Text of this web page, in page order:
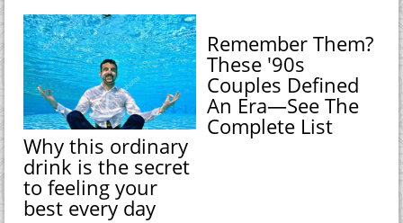
Why this ordinary
drink is the secret
to feeling your
best every day
Remember Them?
These '90s
Couples Defined
An Era—See The
Complete List